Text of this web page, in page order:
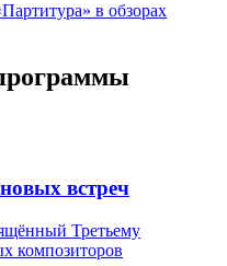
в обзорах
встреч
Третьему
композиторов